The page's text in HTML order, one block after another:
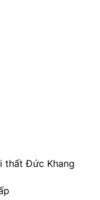
thất Đức Khang